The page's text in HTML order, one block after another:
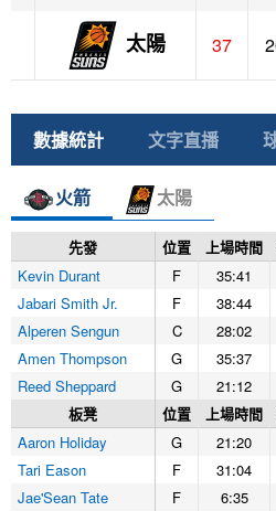
太陽 37
數據統計 文字直播
火箭 太陽
先發 位置 上場時間
Kevin Durant
F 35:41
Jabari Smith Jr.
F 38:44
Alperen Sengun
C 28:02
Amen Thompson
G 35:37
Reed Sheppard
G 21:12
板凳
位置 上場時間
Aaron Holiday
G 21:20
Tari Eason
F 31:04
Jae'Sean Tate
F 6:35